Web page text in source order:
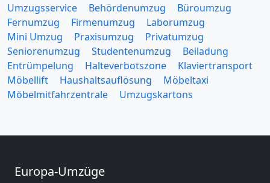
Umzugsservice Behördenumzug
Büroumzug
Fernumzug
Firmenumzug
Laborumzug
Mini Umzug
Praxisumzug
Privatumzug
Seniorenumzug
Studentenumzug
Beiladung
Entrümpelung
Halteverbotszone
Klaviertransport
Möbellift
Haushaltsauflösung
Möbeltaxi
Möbelmitfahrzentrale
Umzugskartons
Europa-Umzüge